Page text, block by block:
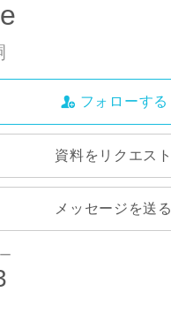
フォローする
資料をリクエスト
メッセージを送る